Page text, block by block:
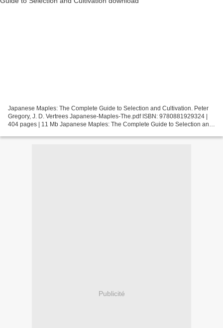
Japanese Maples: The Complete Guide to Selection and Cultivation. Peter
Gregory, J. D. Vertrees Japanese-Maples-The.pdf ISBN: 9780881929324 |
404 pages | 11 Mb Japanese Maples: The Complete Guide to Selection and
Publicité